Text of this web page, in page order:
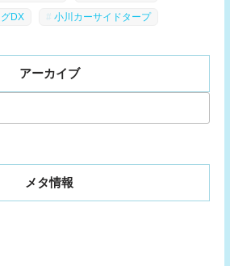
DX 小川カーサイドタープ
アーカイブ
メタ情報